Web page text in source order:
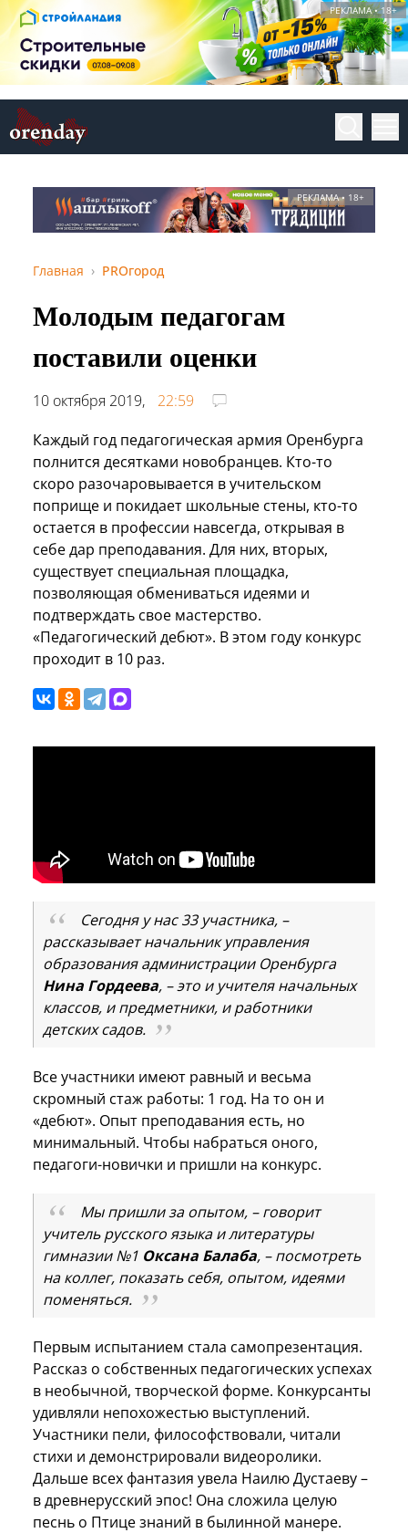
РЕКЛАМА • 18+
РЕКЛАМА • 18+
Главная PROгород
Молодым педагогам
поставили оценки
10 октября 2019,
22:59
Каждый год педагогическая армия Оренбурга
полнится десятками новобранцев. Кто-то
скоро разочаровывается в учительском
поприще и покидает школьные стены, кто-то
остается в профессии навсегда, открывая в
себе дар преподавания. Для них, вторых,
существует специальная площадка,
позволяющая обмениваться идеями и
подтверждать свое мастерство.
«Педагогический дебют». В этом году конкурс
проходит в 10 раз.
Сегодня у нас 33 участника, –
рассказывает начальник управления
образования администрации Оренбурга
Нина Гордеева, – это и учителя начальных
классов, и предметники, и работники
детских садов.
Все участники имеют равный и весьма
скромный стаж работы: 1 год. На то он и
«дебют». Опыт преподавания есть, но
минимальный. Чтобы набраться оного,
педагоги-новички и пришли на конкурс.
Мы пришли за опытом, – говорит
учитель русского языка и литературы
гимназии №1 Оксана Балаба, – посмотреть
на коллег, показать себя, опытом, идеями
поменяться.
Первым испытанием стала самопрезентация.
Рассказ о собственных педагогических успехах
в необычной, творческой форме. Конкурсанты
удивляли непохожестью выступлений.
Участники пели, философствовали, читали
стихи и демонстрировали видеоролики.
Дальше всех фантазия увела Наилю Дустаеву –
в древнерусский эпос! Она сложила целую
песнь о Птице знаний в былинной манере.